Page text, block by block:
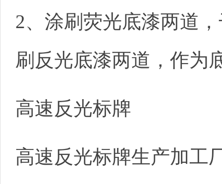
2、涂刷荧光底漆两道
刷反光底漆两道，作为
高速反光标牌
高速反光标牌生产加工